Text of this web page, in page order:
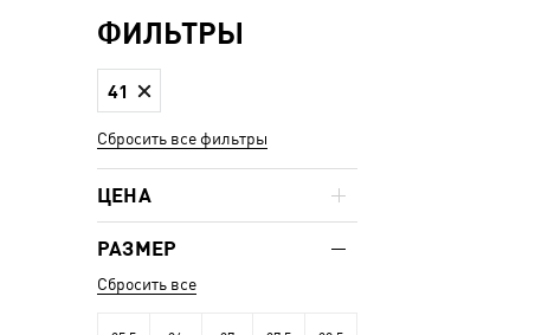
ФИЛЬТРЫ
41
Сбросить все фильтры
ЦЕНА
РАЗМЕР
Сбросить все